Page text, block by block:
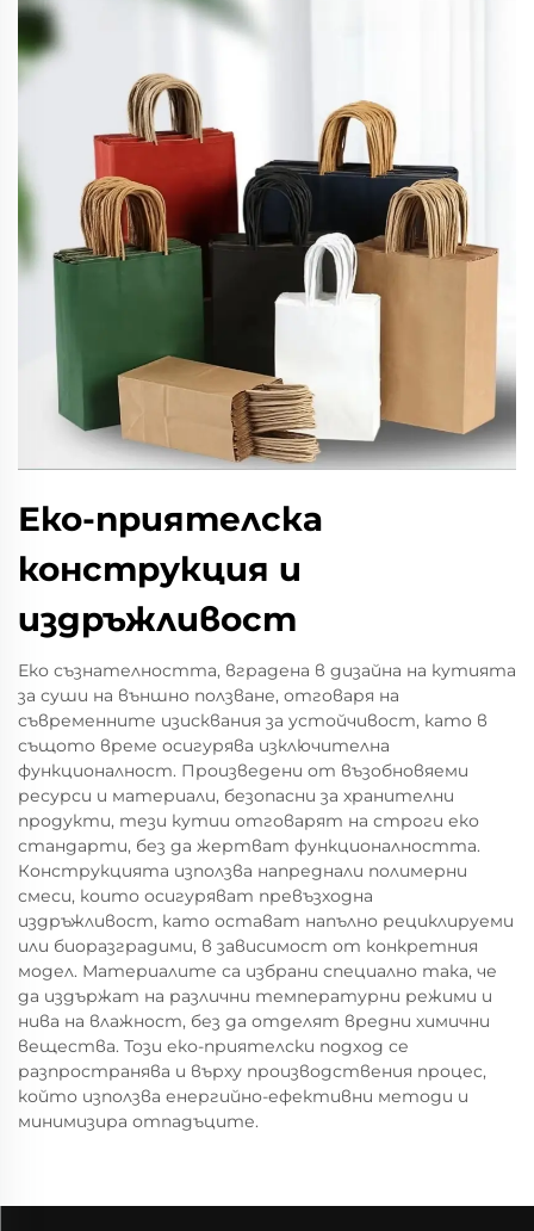
Еко-приятелска
конструкция и
издръжливост
Еко съзнателността, вградена в дизайна на кутията
за суши на външно ползване, отговаря на
съвременните изисквания за устойчивост, като в
същото време осигурява изключителна
функционалност. Произведени от възобновяеми
ресурси и материали, безопасни за хранителни
продукти, тези кутии отговарят на строги еко
стандарти, без да жертват функционалността.
Конструкцията използва напреднали полимерни
смеси, които осигуряват превъзходна
издръжливост, като остават напълно рециклируеми
или биоразградими, в зависимост от конкретния
модел. Материалите са избрани специално така, че
да издържат на различни температурни режими и
нива на влажност, без да отделят вредни химични
вещества. Този еко-приятелски подход се
разпространява и върху производствения процес,
който използва енергийно-ефективни методи и
минимизира отпадъците.